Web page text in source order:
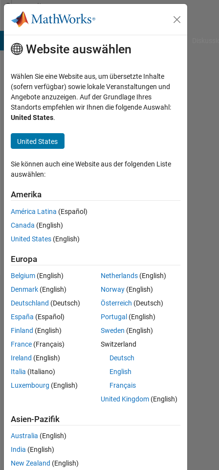
Weiter zum Inhalt
Community
Profile
Benjamin
Lucas
Aktiv
2016
Followers:
Following:
0
Follow
Abzeichen
Lucas's
Abzeichen
Exchange
Abzeichen
Alle
First Submission
Website auswählen
Wählen Sie eine Website aus, um übersetzte Inhalte
(sofern verfügbar) sowie lokale Veranstaltungen und
Angebote anzuzeigen. Auf der Grundlage Ihres
Standorts empfehlen wir Ihnen die folgende Auswahl:
United States.
United States
Sie können auch eine Website aus der folgenden Liste
auswählen:
Amerika
América Latina (Español)
Canada (English)
United States (English)
Europa
Belgium (English)
Denmark (English)
Deutschland (Deutsch)
España (Español)
Finland (English)
France (Français)
Ireland (English)
Italia (Italiano)
Luxembourg (English)
Netherlands (English)
Norway (English)
Österreich (Deutsch)
Portugal (English)
Sweden (English)
Switzerland
Deutsch
English
Français
United Kingdom (English)
Asien-Pazifik
Australia (English)
India (English)
New Zealand (English)